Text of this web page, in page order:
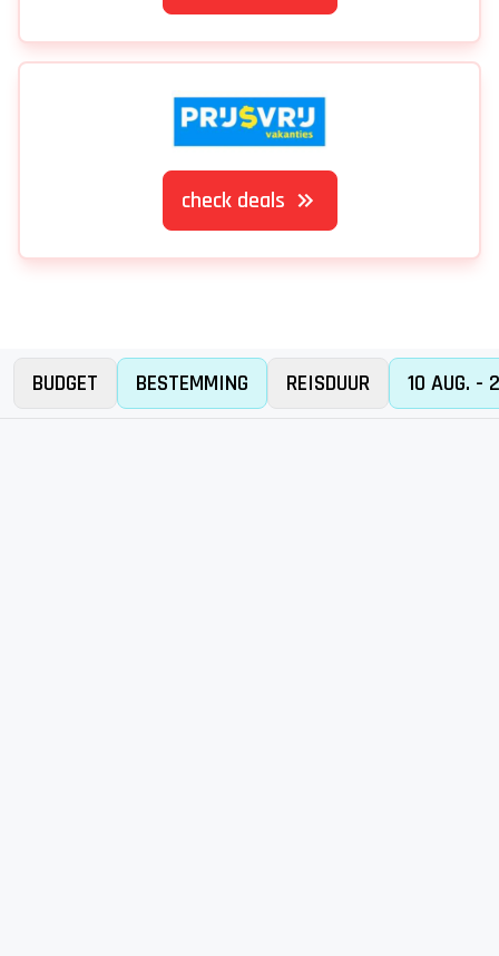
check deals
BUDGET BESTEMMING REISDUUR 10 AUG. -